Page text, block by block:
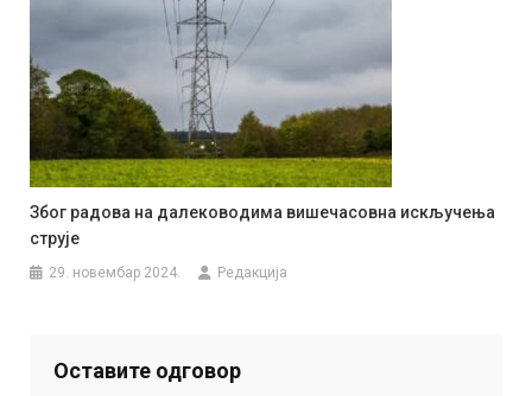
Због радова на далеководима вишечасовна искључења
струје
29. новембар 2024. Редакција
Оставите одговор